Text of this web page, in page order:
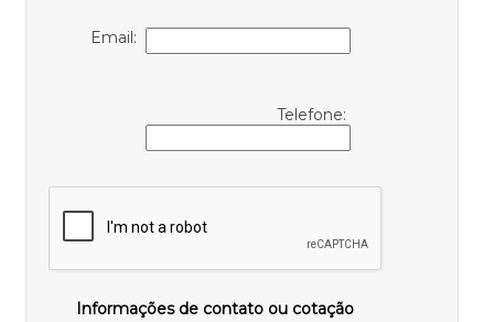
Email:
Telefone:
Informações de contato ou cotação